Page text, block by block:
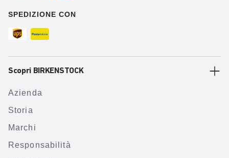
SPEDIZIONE CON
Scopri BIRKENSTOCK
Azienda
Storia
Marchi
Responsabilità